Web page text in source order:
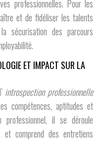
professionnelles. Pour les
et de fidéliser les talents
sécurisation des parcours
ET IMPACT SUR LA
introspection professionnelle
compétences, aptitudes et
professionnel, il se déroule
et comprend des entretiens